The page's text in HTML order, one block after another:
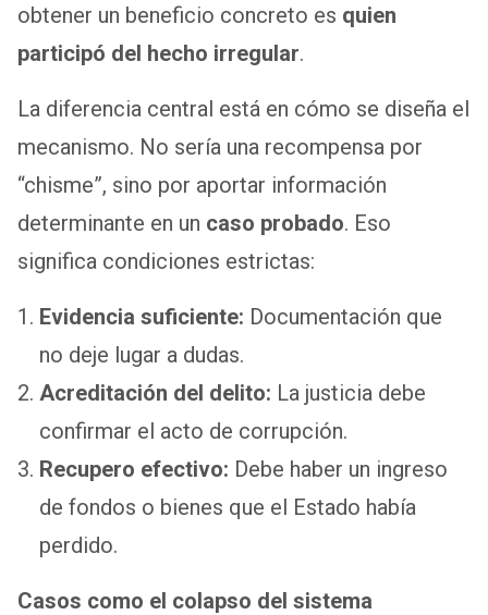
obtener un beneficio concreto es quien
participó del hecho irregular.
La diferencia central está en cómo se diseña el
mecanismo. No sería una recompensa por
“chisme”, sino por aportar información
determinante en un caso probado. Eso
significa condiciones estrictas:
Evidencia suficiente: Documentación que
no deje lugar a dudas.
Acreditación del delito: La justicia debe
confirmar el acto de corrupción.
Recupero efectivo: Debe haber un ingreso
de fondos o bienes que el Estado había
perdido.
Casos como el colapso del sistema